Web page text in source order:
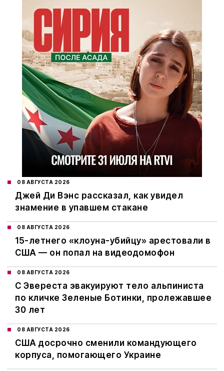
08 АВГУСТА 2026
Джей Ди Вэнс рассказал, как увидел
знамение в упавшем стакане
08 АВГУСТА 2026
15-летнего «клоуна-убийцу» арестовали в
США — он попал на видеодомофон
08 АВГУСТА 2026
С Эвереста эвакуируют тело альпиниста
по кличке Зеленые Ботинки, пролежавшее
30 лет
08 АВГУСТА 2026
США досрочно сменили командующего
корпуса, помогающего Украине